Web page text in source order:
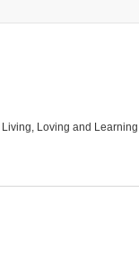
Living, Loving and Learning